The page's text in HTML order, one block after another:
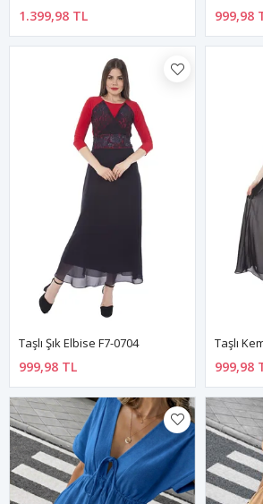
1.399,98 TL 999,98
Taşlı Şık Elbise F7-0704
999,98 TL
Taşlı
999,98